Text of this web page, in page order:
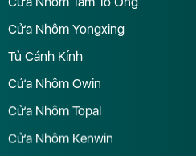
Cửa Nhôm Yongxing
Tủ Cánh Kính
Cửa Nhôm Owin
Cửa Nhôm Topal
Cửa Nhôm Kenwin